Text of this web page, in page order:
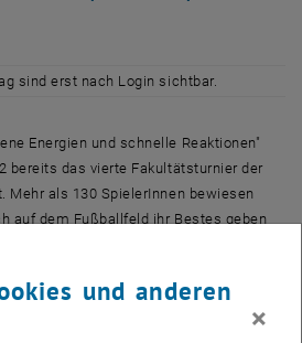
sind erst nach Login sichtbar.
Energien und schnelle Reaktionen"
bereits das vierte Fakultätsturnier der
Mehr als 130 SpielerInnen bewiesen
auf dem Fußballfeld ihr Bestes geben
eine kleinere Veranstaltung mit sechs
Mal in insgesamt 44 Spielen
und anderen
×